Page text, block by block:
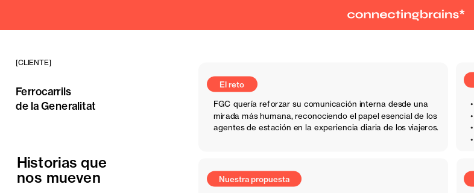
FGC quería reforzar su comunicación interna desde una
mirada más humana, reconociendo el papel esencial de los
agentes de estación en la experiencia diaria de los viajeros.
Historias que
nos mueven
[CLIENTE]
Ferrocarrils
de la Generalitat